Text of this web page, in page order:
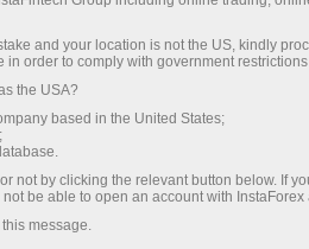
2026 08:17
বিক্রয়
প্রতিক্রিয়া 50%
and your location is not the US, kindly
order to comply with government
the USA?
based in the United States;
not by clicking the relevant button below. If
be able to open an account with InstaForex
message.